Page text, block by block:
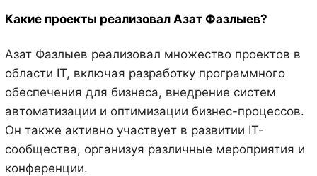
Какие проекты реализовал Азат Фазлыев?
Азат Фазлыев реализовал множество проектов в
области IT, включая разработку программного
обеспечения для бизнеса, внедрение систем
автоматизации и оптимизации бизнес-процессов.
Он также активно участвует в развитии IT-
сообщества, организуя различные мероприятия и
конференции.